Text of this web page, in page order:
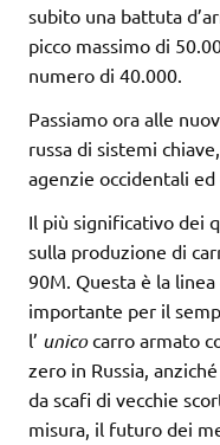
subito una battuta
picco massimo di
numero di 40.000.
Passiamo ora alle
russa di sistemi
agenzie occidentali ed
Il più significativo dei
sulla produzione di
90M. Questa è la
importante per il
l’ unicocarro armato
zero in Russia,
da scafi di vecchie
misura, il futuro dei